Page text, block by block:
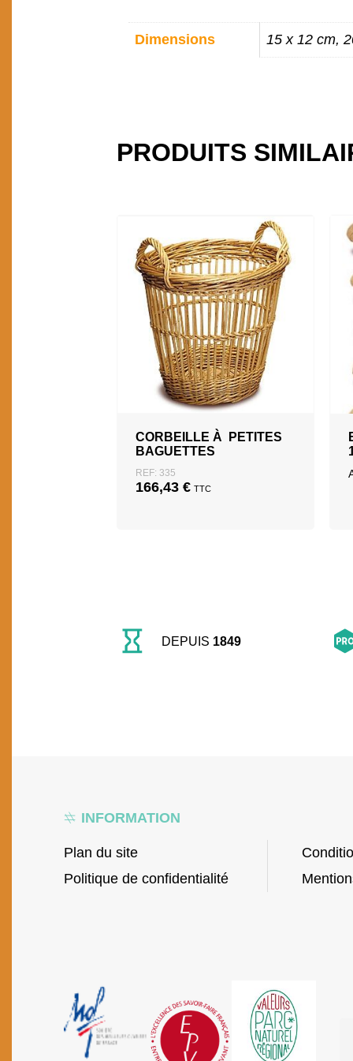
INFORMATIONS
Dimensions 15 x 12 cm,
PRODUITS
CORBEILLE À PETITES
BAGUETTES
REF: 335
166,43 € TTC
DEPUIS 1849
INFORMATION
Plan du site
Politique de confidentialité